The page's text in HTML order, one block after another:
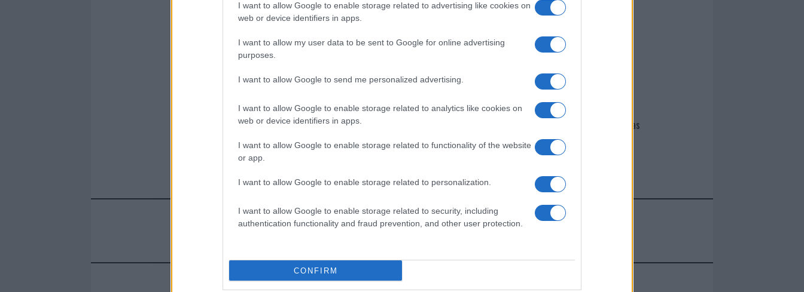
I want to allow Google to enable storage related to advertising like cookies on
web or device identifiers in apps.
I want to allow my user data to be sent to Google for online advertising
purposes.
I want to allow Google to send me personalized advertising.
I want to allow Google to enable storage related to analytics like cookies on
web or device identifiers in apps.
I want to allow Google to enable storage related to functionality of the website
or app.
I want to allow Google to enable storage related to personalization.
I want to allow Google to enable storage related to security, including
authentication functionality and fraud prevention, and other user protection.
CONFIRM
I nostri cari
Giovannimaria Cabras
Invia un Comunicato Stampa|Pubblicità|Segnala